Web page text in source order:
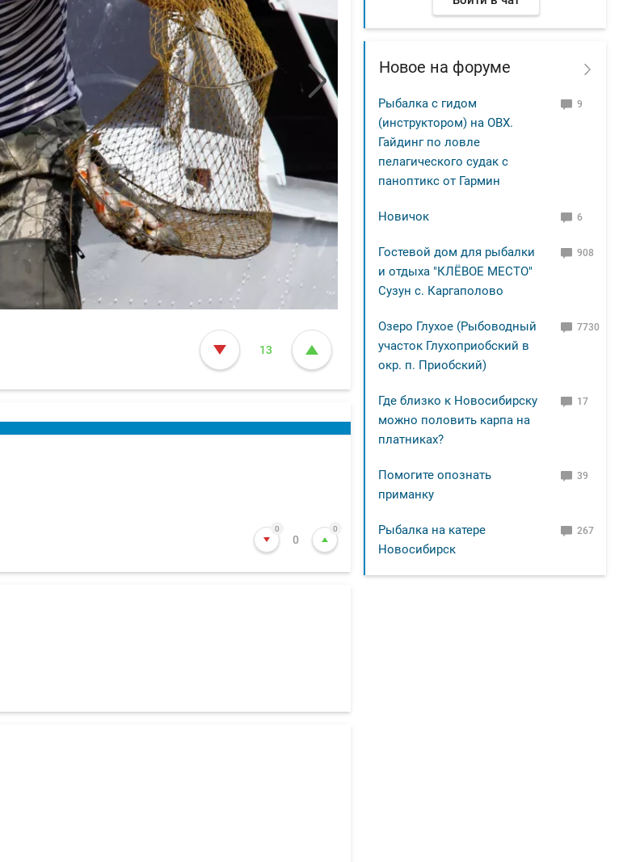
13
0
0
0
Новое на форуме
Рыбалка с гидом
(инструктором) на ОВХ.
Гайдинг по ловле
пелагического судак с
паноптикс от Гармин
9
Новичок 6
Гостевой дом для рыбалки
и отдыха "КЛЁВОЕ МЕСТО"
Сузун с. Каргаполово
908
Озеро Глухое (Рыбоводный
участок Глухоприобский в
окр. п. Приобский)
7730
Где близко к Новосибирску
можно половить карпа на
платниках?
17
Помогите опознать
приманку
39
Рыбалка на катере
Новосибирск
267